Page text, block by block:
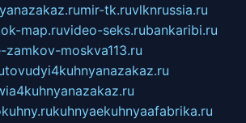
mir-tk.ruvlknrussia.ru
map.ruvideo-seks.rubankaribi.ru
moskva113.ru
tovudyi4kuhnyanazakaz.ru
kuhnyaekuhnyaafabrika.ru